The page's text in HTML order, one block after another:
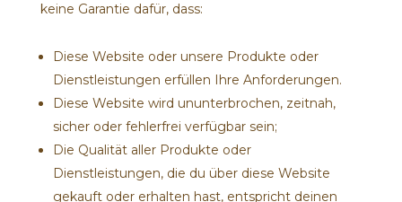
keine Garantie dafür, dass:
Diese Website oder unsere Produkte oder
Dienstleistungen erfüllen Ihre Anforderungen.
Diese Website wird ununterbrochen, zeitnah,
sicher oder fehlerfrei verfügbar sein;
Die Qualität aller Produkte oder
Dienstleistungen, die du über diese Website
gekauft oder erhalten hast, entspricht deinen